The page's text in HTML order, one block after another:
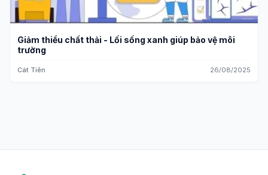
Giảm thiểu chất thải - Lối sống xanh giúp bảo vệ môi
trường
Cát Tiên 26/08/2025